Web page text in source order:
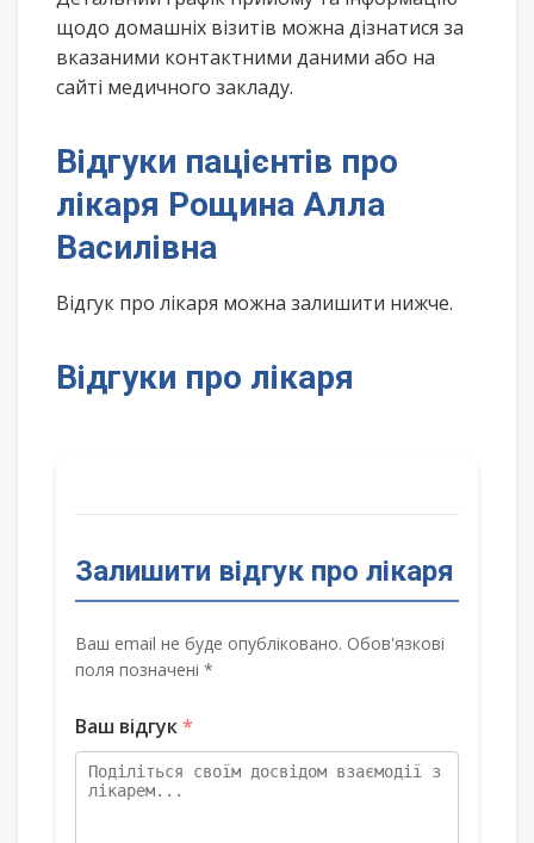
щодо домашніх візитів можна дізнатися за
вказаними контактними даними або на
сайті медичного закладу.
Відгуки пацієнтів про
лікаря Рощина Алла
Василівна
Відгук про лікаря можна залишити нижче.
Відгуки про лікаря
Залишити відгук про лікаря
Ваш email не буде опубліковано. Обов'язкові
поля позначені *
Ваш відгук*